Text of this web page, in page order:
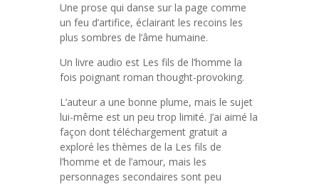
Une prose qui danse sur la page comme
un feu d’artifice, éclairant les recoins les
plus sombres de l’âme humaine.
Un livre audio est Les fils de l’homme la
fois poignant roman thought-provoking.
L’auteur a une bonne plume, mais le sujet
lui-même est un peu trop limité. J’ai aimé la
façon dont téléchargement gratuit a
exploré les thèmes de la Les fils de
l’homme et de l’amour, mais les
personnages secondaires sont peu